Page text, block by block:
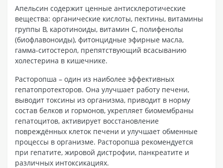
Апельсин содержит ценные антисклеротические
вещества: органические кислоты, пектины, витамины
группы В, каротиноиды, витамин С, полифенолы
(биофлавоноиды), фитонцидные эфирные масла,
гамма-ситостерол, препятствующий всасыванию
холестерина в кишечнике.
Расторопша – один из наиболее эффективных
гепатопротекторов. Она улучшает работу печени,
выводит токсины из организма, приводит в норму
состав белков и гормонов, укрепляет биомембраны
гепатоцитов, активирует восстановление
повреждённых клеток печени и улучшает обменные
процессы в организме. Расторопша рекомендуется
при гепатите, жировой дистрофии, панкреатите и
различных интоксикациях.